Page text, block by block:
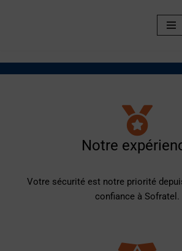
contenu
Notre
Votre sécurité est notre priorité
confiance à Sofratel.